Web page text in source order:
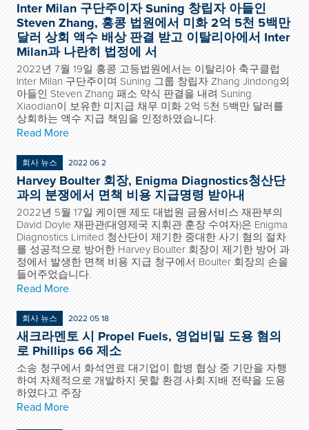
Inter Milan 구단주이자 Suning 창립자 아들인
Steven Zhang, 홍콩 법원에서 미화 2억 5천 5백만
달러 상회 액수 배상 판결 받고 이탈리아에서 Inter
Milan과 나란히 법정에 서
2022년 7월 19일 홍콩 고등법원에서는 이탈리아 축구클럽
Inter Milan 구단주이며 Suning 그룹 창립자 Zhang Jindong의
아들인 Steven Zhang 패소 약식 판결을 내려 Suning
Xiaodian이 보유한 미지급 채무 미화 2억 5천 5백만 달러를
상회하는 액수 지급 책임을 인정하였습니다.
Read More
회사 뉴스 2022 06 2
Harvey Boulter 회장, Enigma Diagnostics청산단
과의 분쟁에서 면책 비용 지급명령 받아내
2022년 5월 17일 케이맨 제도 대법원 금융서비스 재판부의
David Doyle 재판관(대영제국 지휘관 훈장 수여자)은 Enigma
Diagnostics Limited 청산단이 제기한 중대한 사기 혐의 절차
를 성공적으로 방어한 Harvey Boulter 회장이 제기한 방어 과
정에서 발생한 면책 비용 지급 청구에서 Boulter 회장의 손을
들어주었습니다.
Read More
회사 뉴스 2022 05 18
새크라멘토 시 Propel Fuels, 영업비밀 도용 혐의
로 Phillips 66 제소
소송 청구에서 화석연료 대기업이 합병 협상 중 기만을 자행
하여 자체적으로 개발하지 못할 환경·사회·지배 전략을 도용
하였다고 주장
Read More